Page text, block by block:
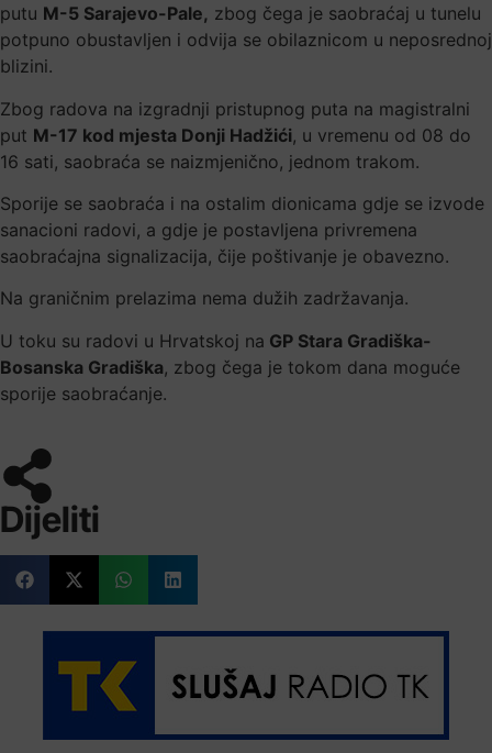
putu M-5 Sarajevo-Pale, zbog čega je saobraćaj u tunelu
potpuno obustavljen i odvija se obilaznicom u neposrednoj
blizini.
Zbog radova na izgradnji pristupnog puta na magistralni
put M-17 kod mjesta Donji Hadžići, u vremenu od 08 do
16 sati, saobraća se naizmjenično, jednom trakom.
Sporije se saobraća i na ostalim dionicama gdje se izvode
sanacioni radovi, a gdje je postavljena privremena
saobraćajna signalizacija, čije poštivanje je obavezno.
Na graničnim prelazima nema dužih zadržavanja.
U toku su radovi u Hrvatskoj na GP Stara Gradiška-
Bosanska Gradiška, zbog čega je tokom dana moguće
sporije saobraćanje.
Dijeliti